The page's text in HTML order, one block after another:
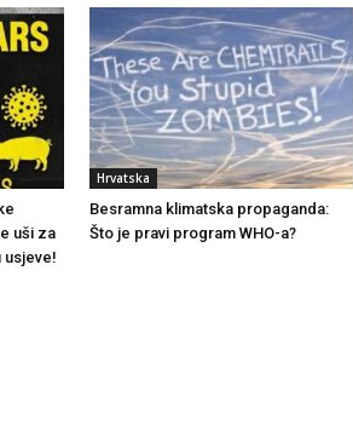
uši za
usjeve!
Hrvatska
Besramna klimatska propaganda:
Što je pravi program WHO-a?